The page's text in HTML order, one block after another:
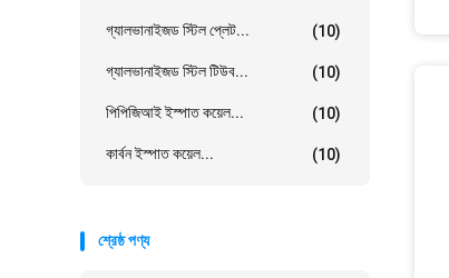
গ্যালভানাইজড স্টিল প্লেট... (10)
গ্যালভানাইজড স্টিল টিউব... (10)
পিপিজিআই ইস্পাত কয়েল... (10)
কার্বন ইস্পাত কয়েল... (10)
শ্রেষ্ঠ পণ্য